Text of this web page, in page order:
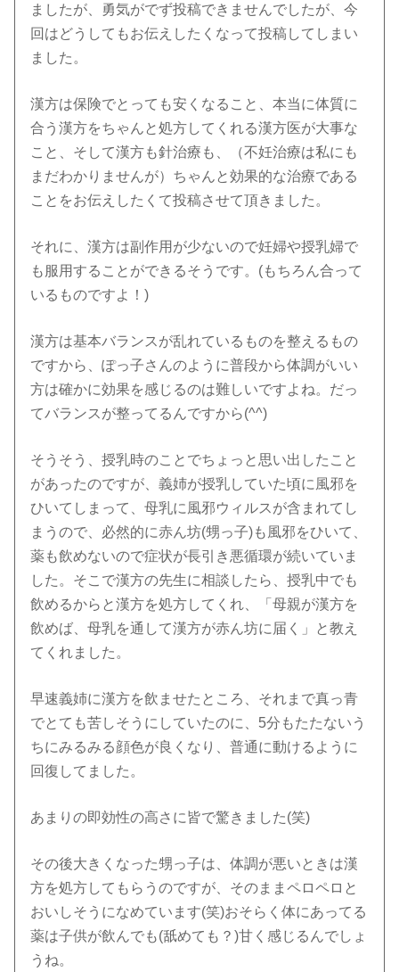
ましたが、勇気がでず投稿できませんでしたが、今
回はどうしてもお伝えしたくなって投稿してしまい
ました。
漢方は保険でとっても安くなること、本当に体質に
合う漢方をちゃんと処方してくれる漢方医が大事な
こと、そして漢方も針治療も、（不妊治療は私にも
まだわかりませんが）ちゃんと効果的な治療である
ことをお伝えしたくて投稿させて頂きました。
それに、漢方は副作用が少ないので妊婦や授乳婦で
も服用することができるそうです。(もちろん合って
いるものですよ！)
漢方は基本バランスが乱れているものを整えるもの
ですから、ぽっ子さんのように普段から体調がいい
方は確かに効果を感じるのは難しいですよね。だっ
てバランスが整ってるんですから(^^)
そうそう、授乳時のことでちょっと思い出したこと
があったのですが、義姉が授乳していた頃に風邪を
ひいてしまって、母乳に風邪ウィルスが含まれてし
まうので、必然的に赤ん坊(甥っ子)も風邪をひいて、
薬も飲めないので症状が長引き悪循環が続いていま
した。そこで漢方の先生に相談したら、授乳中でも
飲めるからと漢方を処方してくれ、「母親が漢方を
飲めば、母乳を通して漢方が赤ん坊に届く」と教え
てくれました。
早速義姉に漢方を飲ませたところ、それまで真っ青
でとても苦しそうにしていたのに、5分もたたないう
ちにみるみる顔色が良くなり、普通に動けるように
回復してました。
あまりの即効性の高さに皆で驚きました(笑)
その後大きくなった甥っ子は、体調が悪いときは漢
方を処方してもらうのですが、そのままペロペロと
おいしそうになめています(笑)おそらく体にあってる
薬は子供が飲んでも(舐めても？)甘く感じるんでしょ
うね。